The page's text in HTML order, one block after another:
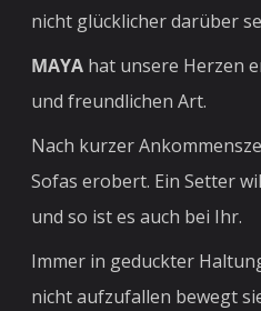
nicht glücklicher darüber
MAYA hat unsere Herzen
und freundlichen Art.
Nach kurzer
Sofas erobert. Ein Setter
und so ist es auch bei Ihr.
Immer in geduckter
nicht aufzufallen bewegt